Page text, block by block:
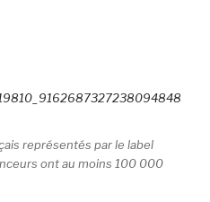
représentés par le label
ont au moins 100 000